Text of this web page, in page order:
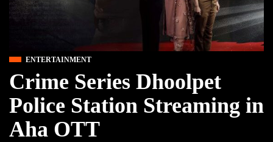
ENTERTAINMENT
Crime Series Dhoolpet
Police Station Streaming in
Aha OTT